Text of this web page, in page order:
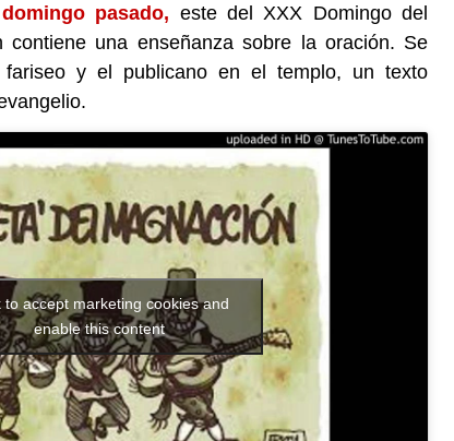
pasado, este del XXX Domingo del
contiene una enseñanza sobre la oración. Se
y el publicano en el templo, un texto
to accept marketing cookies and
enable this content